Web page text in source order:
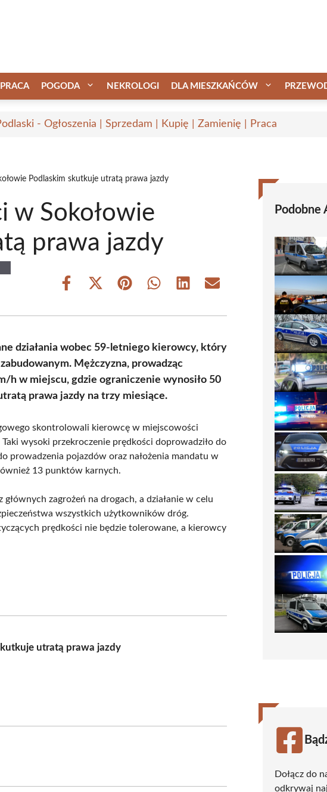
PRACA POGODA NEKROLOGI DLA MIESZKAŃCÓW
- Ogłoszenia | Sprzedam | Kupię | Zamienię | Praca
Podlaskim skutkuje utratą prawa jazdy
w Sokołowie
prawa jazdy
Share
Share
(Twitter)
Share Share Share Share
działania wobec 59-letniego kierowcy, który
Mężczyzna, prowadząc
h w miejscu, gdzie ograniczenie wynosiło 50
prawa jazdy na trzy miesiące.
skontrolowali kierowcę w miejscowości
wysoki przekroczenie prędkości doprowadziło do
prowadzenia pojazdów oraz nałożenia mandatu w
13 punktów karnych.
zagrożeń na drogach, a działanie w celu
wszystkich użytkowników dróg.
prędkości nie będzie tolerowane, a kierowcy
utratą prawa jazdy
Podobne
Dołącz do
odkrywaj